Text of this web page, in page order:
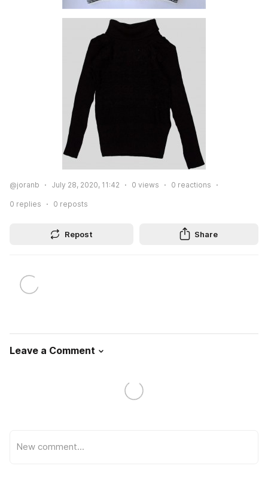
@joranb July 28, 2020, 11:42 0 views 0 reactions
0 replies 0 reposts
Repost Share
Leave a Comment